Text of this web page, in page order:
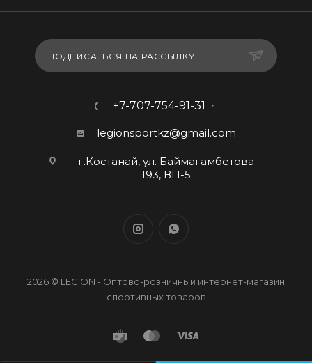
ПОДПИСАТЬСЯ НА РАССЫЛКУ
+7-707-754-91-31
legionsportkz@gmail.com
г.Костанай, ул. Баймагамбетова
193, ВП-5
2026 © LEGION - Оптово-розничный интернет-магазин
спортивных товаров